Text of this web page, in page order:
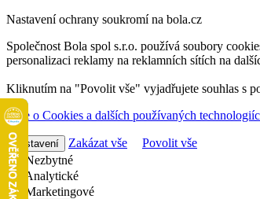
Nastavení ochrany soukromí na bola.cz
Společnost Bola spol s.r.o. používá soubory
personalizaci reklamy na reklamních sítích na
Kliknutím na "Povolit vše" vyjadřujete souhlas s
Více o Cookies a dalších používaných
Nastavení Zakázat vše
Povolit vše
Nezbytné
Analytické
Marketingové